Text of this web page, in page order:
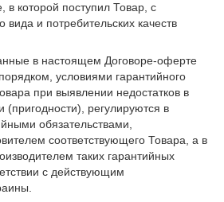
в которой поступил Товар, с
вида и потребительских качеств
в настоящем Договоре-оферте
условиями гарантийного
при выявлении недостатков в
(пригодности), регулируются в
обязательствами,
соответствующего Товара, а в
таких гарантийных
с действующим